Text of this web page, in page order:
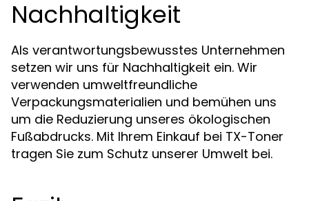
Nachhaltigkeit
Als verantwortungsbewusstes Unternehmen
setzen wir uns für Nachhaltigkeit ein. Wir
verwenden umweltfreundliche
Verpackungsmaterialien und bemühen uns
um die Reduzierung unseres ökologischen
Fußabdrucks. Mit Ihrem Einkauf bei TX-Toner
tragen Sie zum Schutz unserer Umwelt bei.